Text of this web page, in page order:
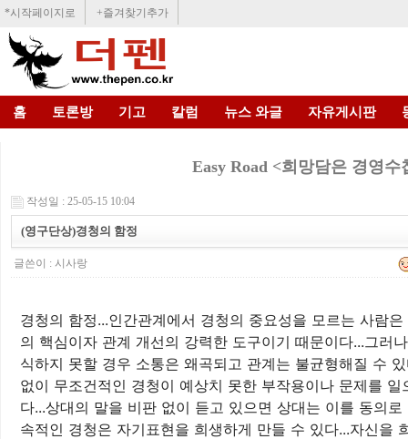
*시작페이지로 +즐겨찾기추가
홈 토론방 기고 칼럼 뉴스 와글 자유게시판
Easy Road <희망담은 경영
작성일 : 25-05-15 10:04
(영구단상)경청의 함정
글쓴이 : 시사랑
경청의 함정...인간관계에서 경청의 중요성을 모르는 사람
의 핵심이자 관계 개선의 강력한 도구이기 때문이다...그러
식하지 못할 경우 소통은 왜곡되고 관계는 불균형해질 수
없이 무조건적인 경청이 예상치 못한 부작용이나 문제를
다...상대의 말을 비판 없이 듣고 있으면 상대는 이를 동의
속적인 경청은 자기표현을 희생하게 만들 수 있다...자신을